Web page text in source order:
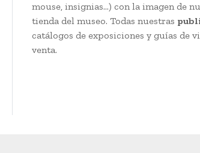
mouse, insignias…) con la imagen de
tienda del museo. Todas nuestras
catálogos de exposiciones y guías de
venta.